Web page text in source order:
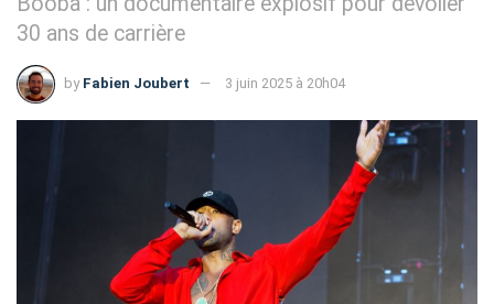
30 ans de carrière
by Fabien Joubert 3 juin 2025 à 20h04